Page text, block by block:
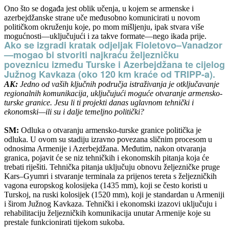
Ono što se događa jest oblik učenja, u kojem se armenske i
azerbejdžanske strane uče međusobno komunicirati u novom
političkom okruženju koje, po mom mišljenju, ipak stvara više
mogućnosti—uključujući i za takve formate—nego ikada prije.
Ako se izgradi kratak odjeljak Fioletovo–Vanadzor
—mogao bi stvoriti najkraću željezničku
poveznicu između Turske i Azerbejdžana te cijelog
Južnog Kavkaza (oko 120 km kraće od TRIPP-a).
AK: Jedno od vaših ključnih područja istraživanja je otključavanje
regionalnih komunikacija, uključujući moguće otvaranje armensko-
turske granice. Jesu li ti projekti danas uglavnom tehnički i
ekonomski—ili su i dalje temeljno politički?
SM: Odluka o otvaranju armensko-turske granice politička je
odluka. U ovom su stadiju izravno povezana sličnim procesom u
odnosima Armenije i Azerbejdžana. Međutim, nakon otvaranja
granica, pojavit će se niz tehničkih i ekonomskih pitanja koja će
trebati riješiti. Tehnička pitanja uključuju obnovu željezničke pruge
Kars–Gyumri i stvaranje terminala za prijenos tereta s željezničkih
vagona europskog kolosijeka (1435 mm), koji se često koristi u
Turskoj, na ruski kolosijek (1520 mm), koji je standardan u Armeniji
i širom Južnog Kavkaza. Tehnički i ekonomski izazovi uključuju i
rehabilitaciju željezničkih komunikacija unutar Armenije koje su
prestale funkcionirati tijekom sukoba.